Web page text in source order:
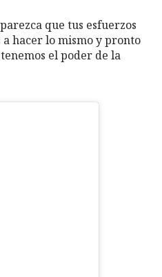
que tus esfuerzos
hacer lo mismo y pronto
el poder de la